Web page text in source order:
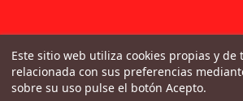
Este sitio web utiliza cookies propias y
relacionada con sus preferencias
sobre su uso pulse el botón Acepto.